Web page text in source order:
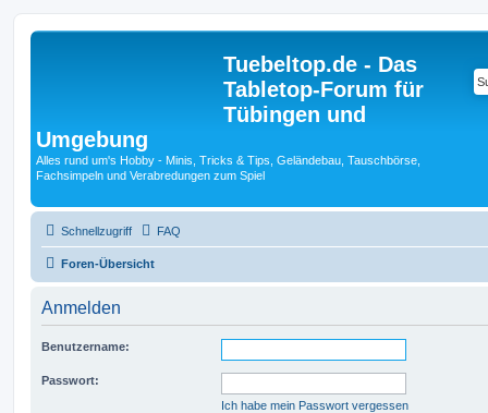
Tuebeltop.de - Das
Tabletop-Forum für
Tübingen und
Umgebung
Alles rund um's Hobby - Minis, Tricks & Tips, Geländebau, Tauschbörse,
Fachsimpeln und Verabredungen zum Spiel
Schnellzugriff FAQ
Foren-Übersicht
Anmelden
Benutzername:
Passwort:
Ich habe mein Passwort vergessen